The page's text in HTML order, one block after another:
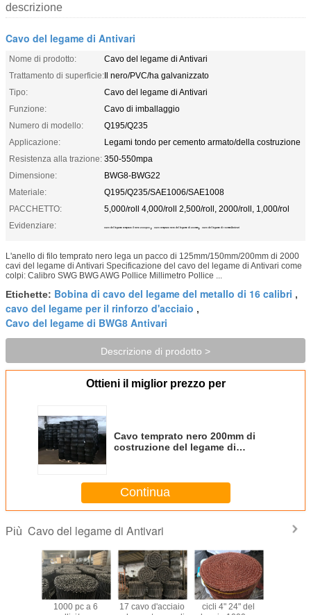
descrizione
Cavo del legame di Antivari
Nome di prodotto:
Cavo del legame di Antivari
Trattamento di superficie:Il nero/PVC/ha galvanizzato
Tipo:
Cavo del legame di Antivari
Funzione:
Cavo di imballaggio
Numero di modello:
Q195/Q235
Applicazione:
Legami tondo per cemento armato/della costruzione
Resistenza alla trazione: 350-550mpa
Dimensione:
BWG8-BWG22
Materiale:
Q195/Q235/SAE1006/SAE1008
PACCHETTO:
5,000/roll 4,000/roll 2,500/roll, 2000/roll, 1,000/rol
Evidenziare:
cavo del legame temprato il nero 2000pcs , cavo temprato nero del legame di 200mm, cavo del legame di 150mm Antivari
L'anello di filo temprato nero lega un pacco di 125mm/150mm/200mm di 2000
cavi del legame di Antivari Specificazione del cavo del legame di Antivari come
colpi: Calibro SWG BWG AWG Pollice Millimetro Pollice ...
Etichette: Bobina di cavo del legame del metallo di 16 calibri ,
cavo del legame per il rinforzo d'acciaio ,
Cavo del legame di BWG8 Antivari
Descrizione di prodotto >
Ottieni il miglior prezzo per
Cavo temprato nero 200mm di
costruzione del legame di
Continua
Più Cavo del legame di Antivari
1000 pc a 6
17 cavo d'acciaio
cicli 4" 24" del